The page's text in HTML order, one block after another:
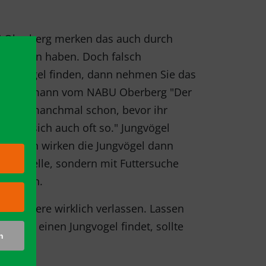
merken das auch durch
haben. Doch falsch
finden, dann nehmen Sie das
Hartmann vom NABU Oberberg "Der
manchmal schon, bevor ihr
sich auch oft so." Jungvögel
wirken die Jungvögel dann
Stelle, sondern mit Futtersuche
wirklich verlassen. Lassen
Wer einen Jungvogel findet, sollte